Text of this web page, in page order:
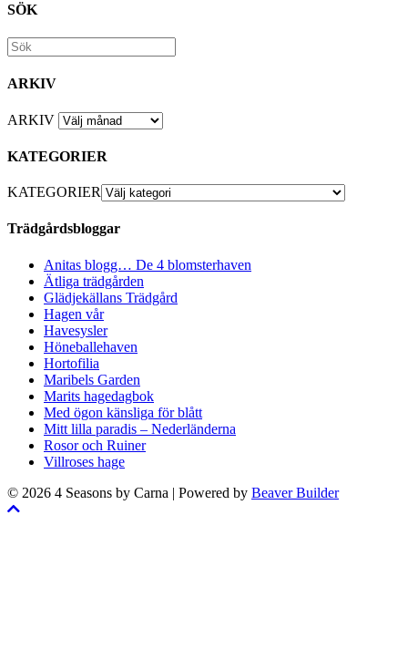
SÖK
ARKIV
ARKIV
KATEGORIER
KATEGORIER
Trädgårdsbloggar
Anitas blogg… De 4 blomsterhaven
Ätliga trädgården
Glädjekällans Trädgård
Hagen vår
Havesysler
Höneballehaven
Hortofilia
Maribels Garden
Marits hagedagbok
Med ögon känsliga för blått
Mitt lilla paradis – Nederländerna
Rosor och Ruiner
Villroses hage
© 2026 4 Seasons by Carna | Powered by Beaver Builder
Skrolla